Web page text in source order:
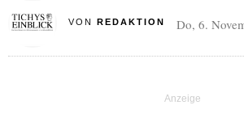
VON REDAKTION Do, 6.